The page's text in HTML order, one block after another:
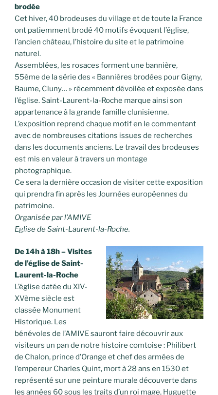
brodée
Cet hiver, 40 brodeuses du village et de toute la France
ont patiemment brodé 40 motifs évoquant l’église,
l’ancien château, l’histoire du site et le patrimoine
naturel.
Assemblées, les rosaces forment une bannière,
55ème de la série des « Bannières brodées pour Gigny,
Baume, Cluny… » récemment dévoilée et exposée dans
l’église. Saint-Laurent-la-Roche marque ainsi son
appartenance à la grande famille clunisienne.
L’exposition reprend chaque motif en le commentant
avec de nombreuses citations issues de recherches
dans les documents anciens. Le travail des brodeuses
est mis en valeur à travers un montage
photographique.
Ce sera la dernière occasion de visiter cette exposition
qui prendra fin après les Journées européennes du
patrimoine.
Organisée par l’AMIVE
Eglise de Saint-Laurent-la-Roche.
De 14h à 18h – Visites
de l’église de Saint-
Laurent-la-Roche
L’église datée du XIV-
XVème siècle est
classée Monument
Historique. Les
bénévoles de l’AMIVE sauront faire découvrir aux
visiteurs un pan de notre histoire comtoise : Philibert
de Chalon, prince d’Orange et chef des armées de
l’empereur Charles Quint, mort à 28 ans en 1530 et
représenté sur une peinture murale découverte dans
les années 60 sous les traits d’un roi mage, Huguette